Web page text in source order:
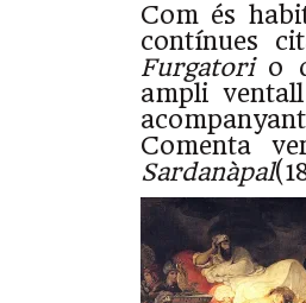
Com és
contínues
Furgatorio
ampli
Comenta
Sardanàpal